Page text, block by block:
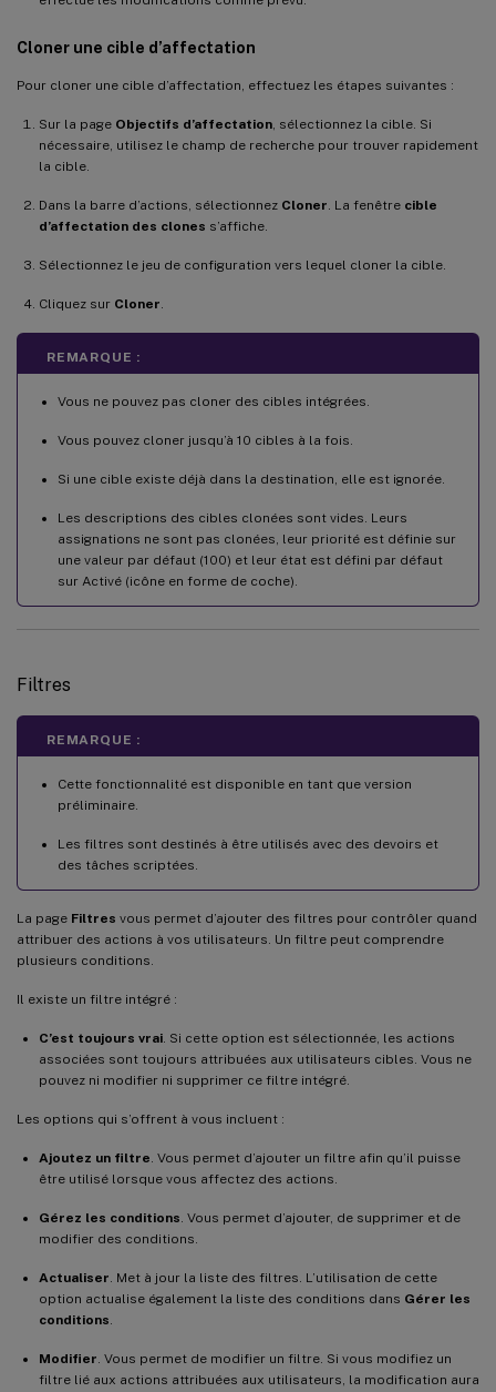
Cloner une cible d’affectation
Pour cloner une cible d’affectation, effectuez les étapes suivantes :
Sur la page Objectifs d’affectation , sélectionnez la cible. Si
nécessaire, utilisez le champ de recherche pour trouver rapidement
la cible.
Dans la barre d’actions, sélectionnez Cloner . La fenêtre cible
d’affectation des clones s’affiche.
Sélectionnez le jeu de configuration vers lequel cloner la cible.
Cliquez sur Cloner
REMARQUE :
Vous ne pouvez pas cloner des cibles intégrées.
Vous pouvez cloner jusqu’à 10 cibles à la fois.
Si une cible existe déjà dans la destination, elle est ignorée.
Les descriptions des cibles clonées sont vides. Leurs
assignations ne sont pas clonées, leur priorité est définie sur
une valeur par défaut (100) et leur état est défini par défaut
sur Activé (icône en forme de coche).
Filtres
REMARQUE :
Cette fonctionnalité est disponible en tant que version
préliminaire.
Les filtres sont destinés à être utilisés avec des devoirs et
des tâches scriptées.
La page Filtres vous permet d’ajouter des filtres pour contrôler quand
attribuer des actions à vos utilisateurs. Un filtre peut comprendre
plusieurs conditions.
Il existe un filtre intégré :
C’est toujours vrai . Si cette option est sélectionnée, les actions
associées sont toujours attribuées aux utilisateurs cibles. Vous ne
pouvez ni modifier ni supprimer ce filtre intégré.
Les options qui s’offrent à vous incluent :
Ajoutez un filtre . Vous permet d’ajouter un filtre afin qu’il puisse
être utilisé lorsque vous affectez des actions.
Gérez les conditions . Vous permet d’ajouter, de supprimer et de
modifier des conditions.
Actualiser . Met à jour la liste des filtres. L’utilisation de cette
option actualise également la liste des conditions dans Gérer les
conditions
Modifier . Vous permet de modifier un filtre. Si vous modifiez un
filtre lié aux actions attribuées aux utilisateurs, la modification aura